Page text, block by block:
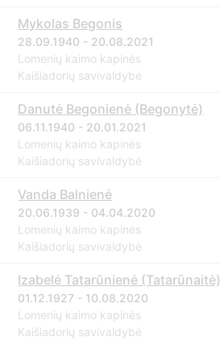
Mykolas Begonis
28.09.1940 - 20.08.2021
Lomenių kaimo kapinės
Kaišiadorių savivaldybė
Danutė Begonienė (Begonytė)
06.11.1940 - 20.01.2021
Lomenių kaimo kapinės
Kaišiadorių savivaldybė
Vanda Balnienė
20.06.1939 - 04.04.2020
Lomenių kaimo kapinės
Kaišiadorių savivaldybė
Izabelė Tatarūnienė (Tatarūnaitė)
01.12.1927 - 10.08.2020
Lomenių kaimo kapinės
Kaišiadorių savivaldybė